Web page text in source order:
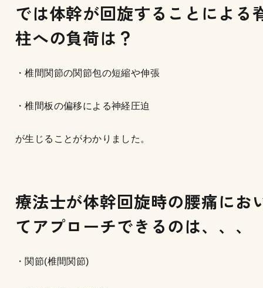
では体幹が回旋することによる
柱への負荷は？
・椎間関節の関節包の短縮や伸張
・椎間板の偏移による神経圧迫
が生じることがわかりました。
療法士が体幹回旋時の腰痛にお
てアプローチできるのは、、、
・関節(椎間関節)